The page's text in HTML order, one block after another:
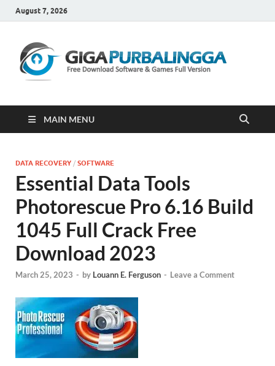
August 7, 2026
MAIN MENU
DATA RECOVERY / SOFTWARE
Essential Data Tools
Photorescue Pro 6.16 Build
1045 Full Crack Free
Download 2023
March 25, 2023 - by Louann E. Ferguson - Leave a Comment